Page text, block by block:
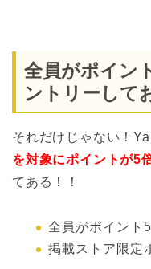
全員がポイン
ントリーして
それだけじゃない！
を対象にポイントが5
てある！！
全員がポイント
掲載ストア限定